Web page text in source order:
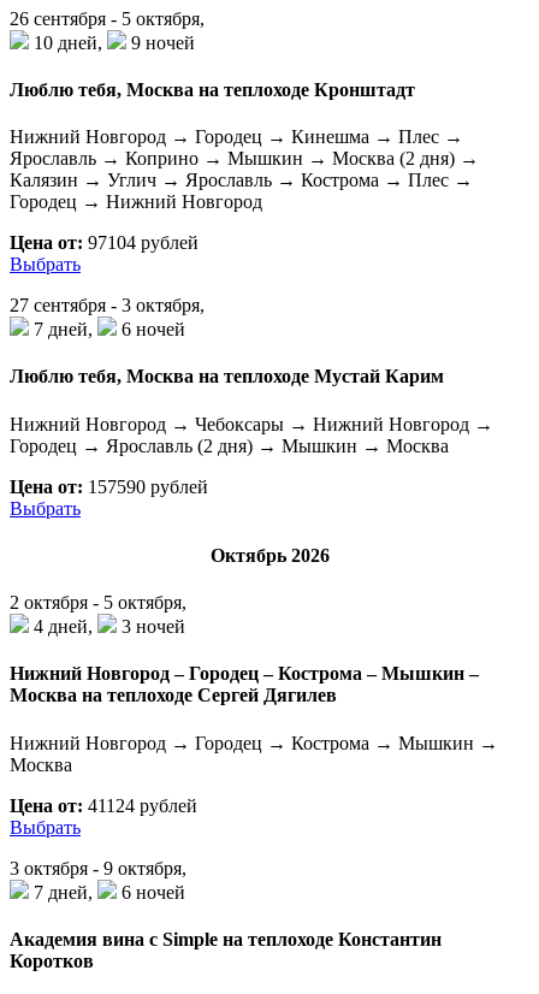
26 сентября - 5 октября,
10 дней,
9 ночей
Люблю тебя, Москва на теплоходе Кронштадт
Нижний Новгород → Городец → Кинешма → Плес →
Ярославль → Коприно → Мышкин → Москва (2 дня) →
Калязин → Углич → Ярославль → Кострома → Плес →
Городец → Нижний Новгород
Цена от: 97104 рублей
Выбрать
27 сентября - 3 октября,
7 дней,
6 ночей
Люблю тебя, Москва на теплоходе Мустай Карим
Нижний Новгород → Чебоксары → Нижний Новгород →
Городец → Ярославль (2 дня) → Мышкин → Москва
Цена от: 157590 рублей
Выбрать
Октябрь 2026
2 октября - 5 октября,
4 дней,
3 ночей
Нижний Новгород – Городец – Кострома – Мышкин –
Москва на теплоходе Сергей Дягилев
Нижний Новгород → Городец → Кострома → Мышкин →
Москва
Цена от: 41124 рублей
Выбрать
3 октября - 9 октября,
7 дней,
6 ночей
Академия вина с Simple на теплоходе Константин
Коротков